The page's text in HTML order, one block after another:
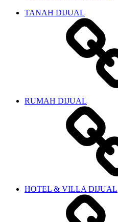
TANAH DIJUAL
RUMAH DIJUAL
HOTEL & VILLA DIJUAL